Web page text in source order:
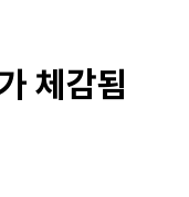
체감됨